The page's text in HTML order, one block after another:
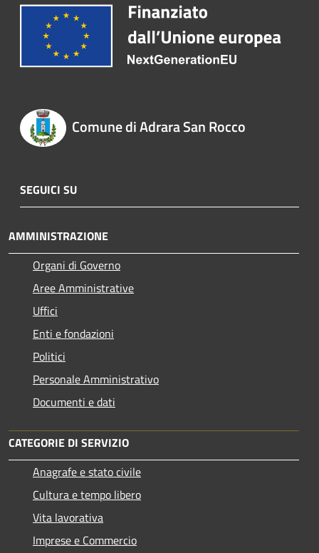
Comune di Adrara San Rocco
SEGUICI SU
AMMINISTRAZIONE
Organi di Governo
Aree Amministrative
Uffici
Enti e fondazioni
Politici
Personale Amministrativo
Documenti e dati
CATEGORIE DI SERVIZIO
Anagrafe e stato civile
Cultura e tempo libero
Vita lavorativa
Imprese e Commercio